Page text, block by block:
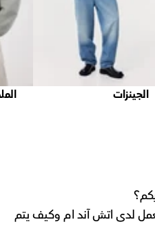
الجينزات
لدى اتش آند ام وكيف يتم